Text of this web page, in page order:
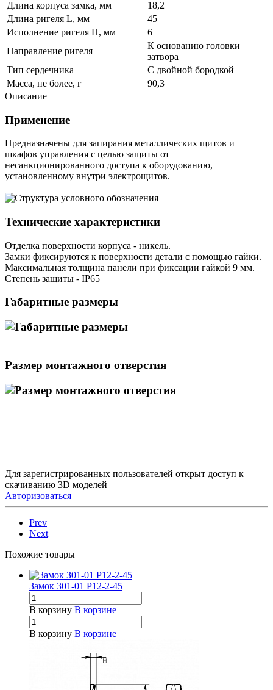
Длина корпуса замка, мм
18,2
Длина ригеля L, мм
45
Исполнение ригеля H, мм
6
Направление ригеля
К основанию головки
затвора
Тип сердечника
С двойной бородкой
Масса, не более, г
90,3
Описание
Применение
Предназначены для запирания металлических щитов и
шкафов управления с целью защиты от
несанкционированного доступа к оборудованию,
установленному внутри электрощитов.
Технические характеристики
Отделка поверхности корпуса - никель.
Замки фиксируются к поверхности детали с помощью гайки.
Максимальная толщина панели при фиксации гайкой 9 мм.
Степень защиты - IP65
Габаритные размеры
Размер монтажного отверстия
Для зарегистрированных пользователей открыт доступ к
скачиванию 3D моделей
Авторизоваться
Prev
Next
Похожие товары
Замок З01-01 Р12-2-45
В корзину В корзине
В корзину В корзине